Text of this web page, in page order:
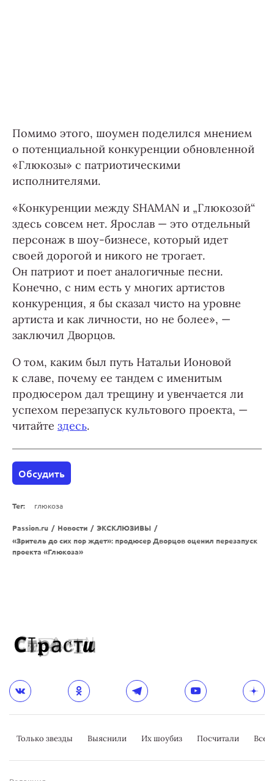
Помимо этого, шоумен поделился мнением
о потенциальной конкуренции обновленной
«Глюкозы» с патриотическими
исполнителями.
«Конкуренции между SHAMAN и „Глюкозой“
здесь совсем нет. Ярослав — это отдельный
персонаж в шоу-бизнесе, который идет
своей дорогой и никого не трогает.
Он патриот и поет аналогичные песни.
Конечно, с ним есть у многих артистов
конкуренция, я бы сказал чисто на уровне
артиста и как личности, но не более», —
заключил Дворцов.
О том, каким был путь Натальи Ионовой
к славе, почему ее тандем с именитым
продюсером дал трещину и увенчается ли
успехом перезапуск культового проекта, —
читайте здесь.
Обсудить
Тег: глюкоза
Passion.ru / Новости / ЭКСКЛЮЗИВЫ /
«Зритель до сих пор ждет»: продюсер Дворцов оценил перезапуск
проекта «Глюкоза»
Только звезды Выяснили Их шоубиз Посчитали